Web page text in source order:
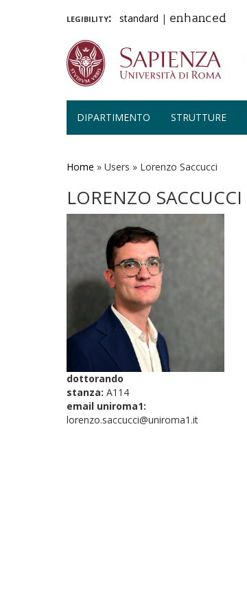
legibility: standard | enhanced
DIPARTIMENTO STRUTTURE
Home » Users » Lorenzo Saccucci
LORENZO SACCUCCI
dottorando
stanza: A114
email uniroma1:
lorenzo.saccucci@uniroma1.it